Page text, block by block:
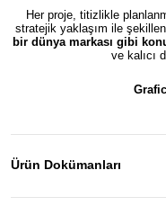
Her proje, titizlikle
stratejik yaklaşım ile
bir dünya markası gibi
ve kalıcı
Ürün Dokümanları